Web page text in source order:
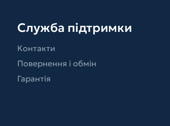
Служба підтримки
Контакти
Повернення і обмін
Гарантія